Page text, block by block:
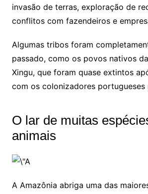
invasão de terras, exploração de
conflitos com fazendeiros e
Algumas tribos foram
passado, como os povos nativos
Xingu, que foram quase extintos
com os colonizadores portugueses
O lar de muitas
animais
A Amazônia abriga uma das